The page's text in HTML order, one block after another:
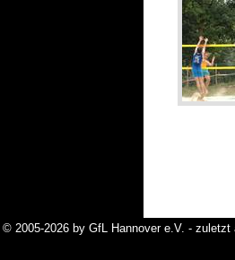
© 2005-2026 by GfL Hannover e.V. -